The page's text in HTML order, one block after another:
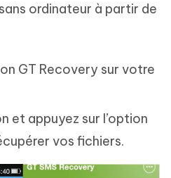
ordinateur à partir de
GT Recovery sur votre
et appuyez sur l’option
vos fichiers.